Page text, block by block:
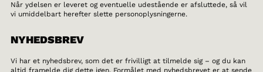
Når ydelsen er leveret og eventuelle udestående er afsluttede, så vil
vi umiddelbart herefter slette personoplysningerne.
NYHEDSBREV
Vi har et nyhedsbrev, som det er frivilligt at tilmelde sig – og du kan
altid framelde dig dette igen. Formålet med nyhedsbrevet er at sende